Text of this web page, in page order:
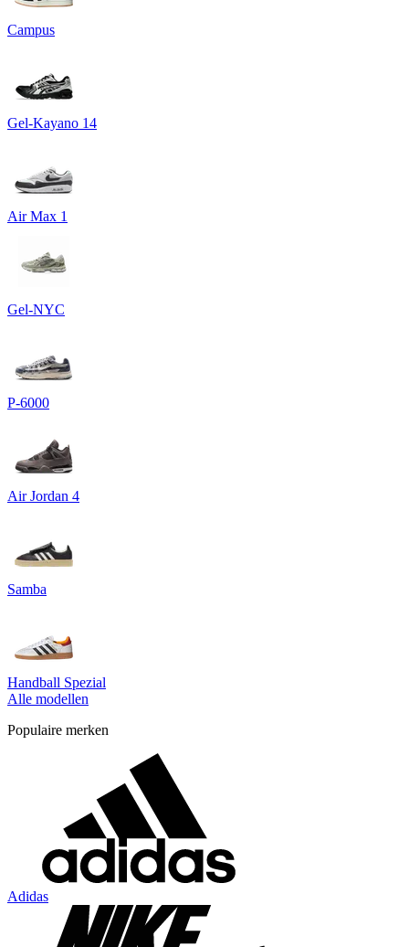
Campus
Gel-Kayano 14
Air Max 1
Gel-NYC
P-6000
Air Jordan 4
Samba
Handball Spezial
Alle modellen
Populaire merken
Adidas